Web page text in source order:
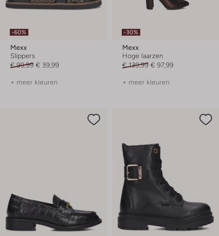
-60%
Mexx
Slippers
€ 99,99 € 39,99
+ meer kleuren
-30%
Mexx
Hoge laarzen
€ 139,99 € 97,99
+ meer kleuren